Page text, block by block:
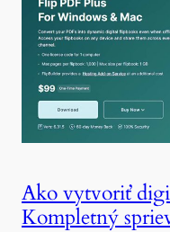
Ako vytvoriť
Kompletný